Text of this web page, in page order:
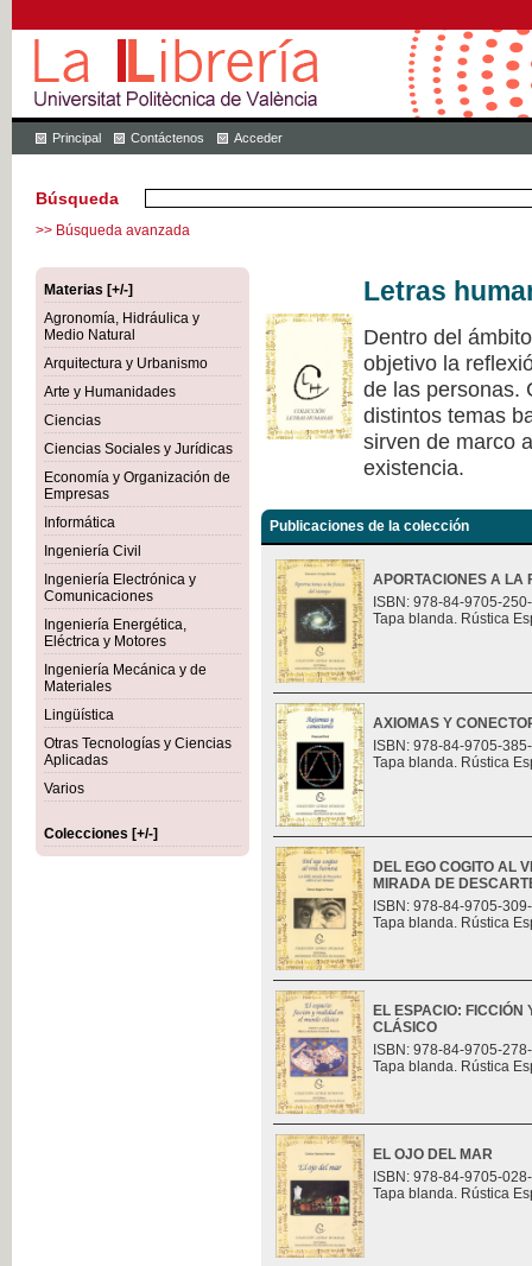
Principal Contáctenos Acceder
Búsqueda
>> Búsqueda avanzada
Materias [+/-]
Agronomía, Hidráulica y
Medio Natural
Arquitectura y Urbanismo
Arte y Humanidades
Ciencias
Ciencias Sociales y Jurídicas
Economía y Organización de
Empresas
Informática
Ingeniería Civil
Ingeniería Electrónica y
Comunicaciones
Ingeniería Energética,
Eléctrica y Motores
Ingeniería Mecánica y de
Materiales
Lingüística
Otras Tecnologías y Ciencias
Aplicadas
Varios
Colecciones [+/-]
Letras
Dentro del
objetivo la
de las personas.
distintos temas
sirven de marco
existencia.
Publicaciones de la colección
APORTACIONES A LA
ISBN: 978-84-9705-
Tapa blanda. Rústica
AXIOMAS Y
ISBN: 978-84-9705-
Tapa blanda. Rústica
DEL EGO COGITO AL
MIRADA DE
ISBN: 978-84-9705-
Tapa blanda. Rústica
EL ESPACIO:
CLÁSICO
ISBN: 978-84-9705-
Tapa blanda. Rústica
EL OJO DEL MAR
ISBN: 978-84-9705-
Tapa blanda. Rústica